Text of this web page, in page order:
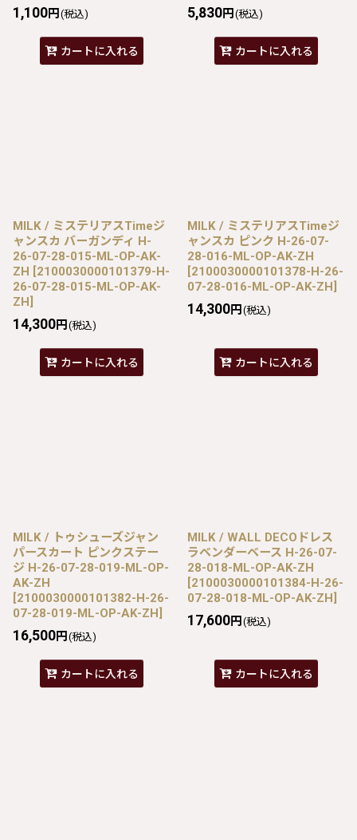
1,100円 (税込)
カートに入れる
5,830円 (税込)
カートに入れる
MILK / ミステリアスTimeジ
ャンスカ バーガンディ H-
26-07-28-015-ML-OP-AK-
ZH [2100030000101379-H-
26-07-28-015-ML-OP-AK-
ZH]
14,300円 (税込)
カートに入れる
MILK / ミステリアスTimeジ
ャンスカ ピンク H-26-07-
28-016-ML-OP-AK-ZH
[2100030000101378-H-26-
07-28-016-ML-OP-AK-ZH]
14,300円 (税込)
カートに入れる
MILK / トゥシューズジャン
パースカート ピンクステー
ジ H-26-07-28-019-ML-OP-
AK-ZH
[2100030000101382-H-26-
07-28-019-ML-OP-AK-ZH]
16,500円 (税込)
カートに入れる
MILK / WALL DECOドレス
ラベンダーベース H-26-07-
28-018-ML-OP-AK-ZH
[2100030000101384-H-26-
07-28-018-ML-OP-AK-ZH]
17,600円 (税込)
カートに入れる